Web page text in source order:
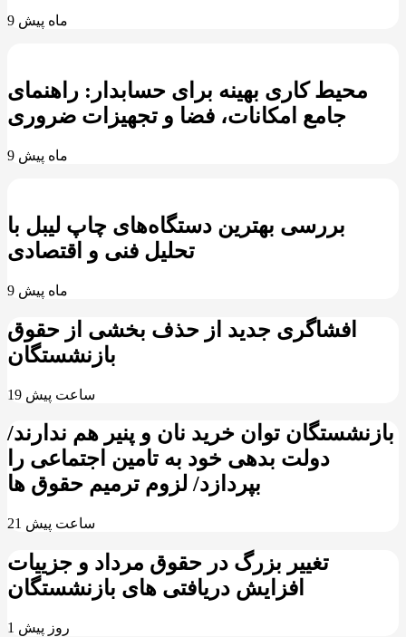
9 ماه پیش
محیط کاری بهینه برای حسابدار: راهنمای
جامع امکانات، فضا و تجهیزات ضروری
9 ماه پیش
بررسی بهترین دستگاه‌های چاپ لیبل با
تحلیل فنی و اقتصادی
9 ماه پیش
افشاگری جدید از حذف بخشی از حقوق
بازنشستگان
19 ساعت پیش
بازنشستگان توان خرید نان و پنیر هم ندارند/
دولت بدهی خود به تامین اجتماعی را
بپردازد/ لزوم ترمیم حقوق ها
21 ساعت پیش
تغییر بزرگ در حقوق مرداد و جزییات
افزایش دریافتی های بازنشستگان
1 روز پیش